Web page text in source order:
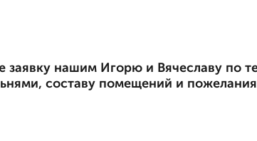
заявку нашим Игорю и Вячеславу по
составу помещений и